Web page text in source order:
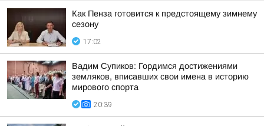
Как Пенза готовится к предстоящему зимнему
сезону
17:02
Вадим Супиков: Гордимся достижениями
земляков, вписавших свои имена в историю
мирового спорта
20:39